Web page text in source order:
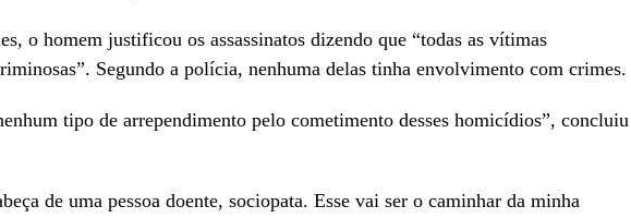
o homem justificou os assassinatos dizendo que “todas as vítimas
Segundo a polícia, nenhuma delas tinha envolvimento com crimes.
tipo de arrependimento pelo cometimento desses homicídios”, concluiu
de uma pessoa doente, sociopata. Esse vai ser o caminhar da minha